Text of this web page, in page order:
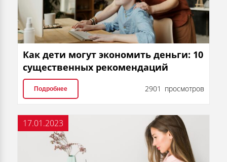
Как дети могут экономить деньги: 10
существенных рекомендаций
Подробнее 2901 просмотров
17.01.2023